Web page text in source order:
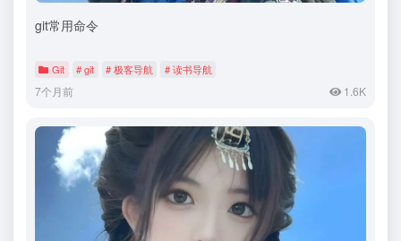
git常用命令
Git # git # 极客导航 # 读书导航
7个月前 1.6K